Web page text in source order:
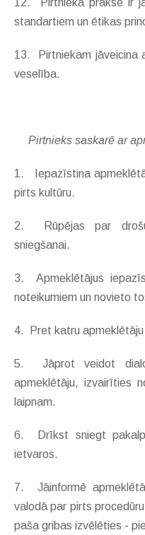
12. Pirtnieka prakse ir
standartiem un ētikas
13. Pirtniekam jāveicina
veselība.
Pirtnieks saskarē ar
1. Iepazīstina
pirts kultūru.
2. Rūpējas par
sniegšanai.
3. Apmeklētājus
noteikumiem un novieto
4. Pret katru apmeklētāju
5. Jāprot veidot
apmeklētāju, izvairīties
laipnam.
6. Drīkst sniegt
ietvaros.
7. Jāinformē
valodā par pirts
paša gribas izvēlēties -